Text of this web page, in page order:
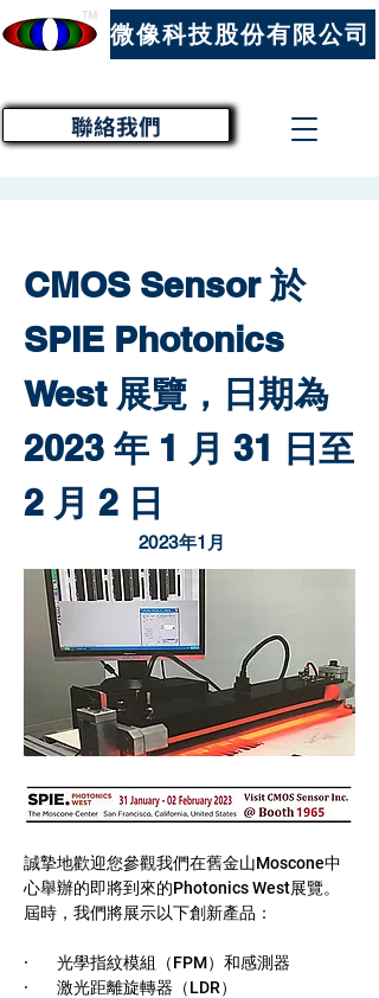
聯絡我們
微像科技股份有限公司
™
CMOS Sensor 於
SPIE Photonics
West 展覽，日期為
2023 年 1 月 31 日至
2 月 2 日
2023年1月
誠摯地歡迎您參觀我們在舊金山Moscone中
心舉辦的即將到來的Photonics West展覽。
屆時，我們將展示以下創新產品：
·        光學指紋模組（FPM）和感測器
·        激光距離旋轉器（LDR）